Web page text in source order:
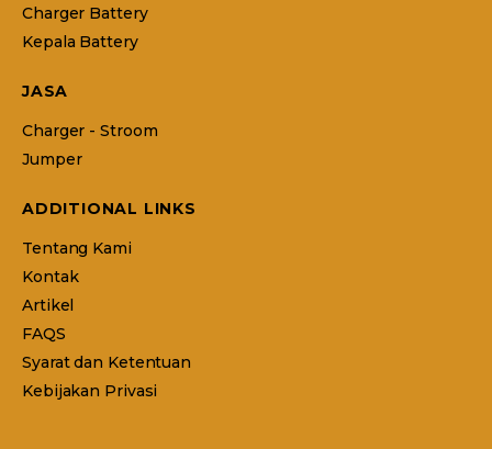
Charger Battery
Kepala Battery
JASA
Charger - Stroom
Jumper
ADDITIONAL LINKS
Tentang Kami
Kontak
Artikel
FAQS
Syarat dan Ketentuan
Kebijakan Privasi